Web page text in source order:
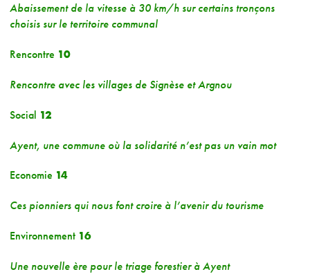
Abaissement de la vitesse à 30 km/h sur certains tronçons
choisis sur le territoire communal
Rencontre 10
Rencontre avec les villages de Signèse et Argnou
Social 12
Ayent, une commune où la solidarité n’est pas un vain mot
Economie 14
Ces pionniers qui nous font croire à l’avenir du tourisme
Environnement 16
Une nouvelle ère pour le triage forestier à Ayent